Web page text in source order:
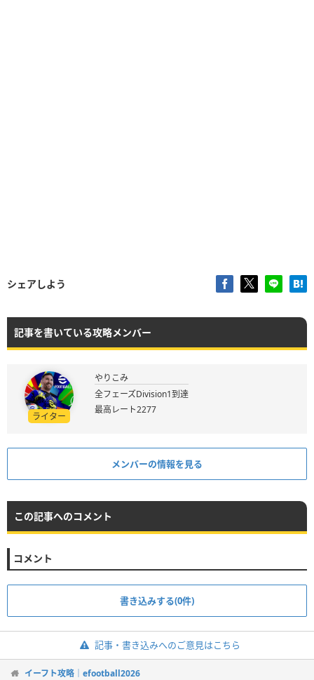
シェアしよう
記事を書いている攻略メンバー
ライター
やりこみ
全フェーズDivision1到達
最高レート2277
メンバーの情報を見る
この記事へのコメント
コメント
書き込みする(0件)
記事・書き込みへのご意見はこちら
イーフト攻略｜efootball2026